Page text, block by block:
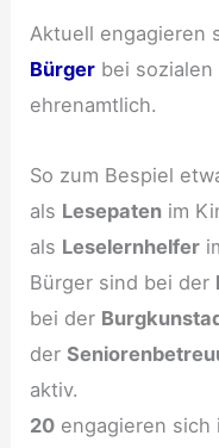
Aktuell engagieren
Bürger bei sozialen
ehrenamtlich.
So zum Bespiel
als Lesepaten im
als Leselernhelfer
Bürger sind bei der
bei der
der
aktiv.
20 engagieren sich